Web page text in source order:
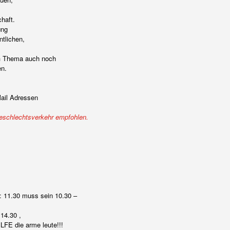
auch noch
Adressen
empfohlen.
11.30 muss sein 10.30 –
,
die arme leute!!!